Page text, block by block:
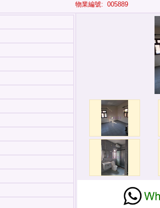
物業編號: 005889